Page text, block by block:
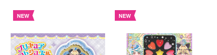
NEW NEW